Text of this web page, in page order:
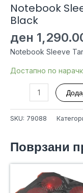
Notebook
Black
ден
Notebook Sleeve
Достапно по
Notebook
Sleeve
Targus
Black
SKU: 79088
Поврзани